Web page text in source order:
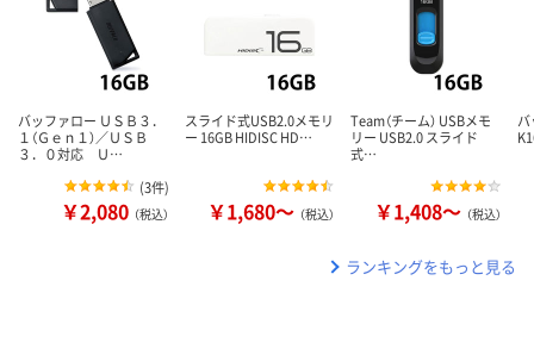
バッファロー ＵＳＢ３．
１（Ｇｅｎ１）／ＵＳＢ
３．０対応 Ｕ…
(3件)
￥2,080 （税込）
スライド式USB2.0メモリ
ー 16GB HIDISC HD…
￥1,680～ （税込）
Team（チーム） USBメモ
リー USB2.0 スライド
式…
￥1,408～ （税込）
ランキングをもっと見る